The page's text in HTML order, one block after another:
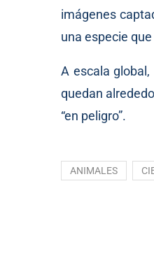
imágenes
una especie
A escala
quedan
“en peligro”.
ANIMALES